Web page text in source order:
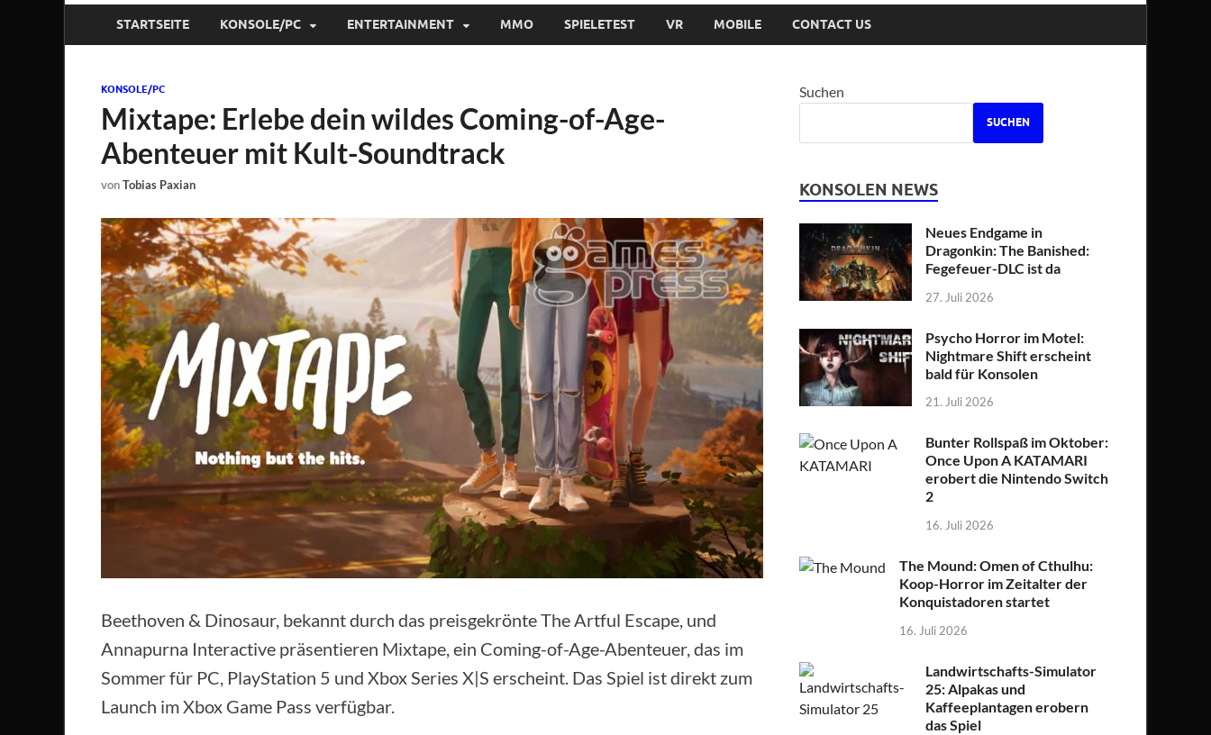
STARTSEITE KONSOLE/PC ENTERTAINMENT MMO SPIELETEST VR MOBILE CONTACT US
KONSOLE/PC
Mixtape: Erlebe dein wildes Coming-of-Age-
Abenteuer mit Kult-Soundtrack
vonTobias Paxian
Beethoven & Dinosaur, bekannt durch das preisgekrönte The Artful Escape, und
Annapurna Interactive präsentieren Mixtape, ein Coming-of-Age-Abenteuer, das im
Sommer für PC, PlayStation 5 und Xbox Series X|S erscheint. Das Spiel ist direkt zum
Launch im Xbox Game Pass verfügbar.
Suchen
SUCHEN
KONSOLEN NEWS
Neues Endgame in
Dragonkin: The Banished:
Fegefeuer-DLC ist da
27. Juli 2026
Psycho Horror im Motel:
Nightmare Shift erscheint
bald für Konsolen
21. Juli 2026
Bunter Rollspaß im Oktober:
Once Upon A KATAMARI
erobert die Nintendo Switch
2
16. Juli 2026
The Mound: Omen of Cthulhu:
Koop-Horror im Zeitalter der
Konquistadoren startet
16. Juli 2026
Landwirtschafts-Simulator
25: Alpakas und
Kaffeeplantagen erobern
das Spiel